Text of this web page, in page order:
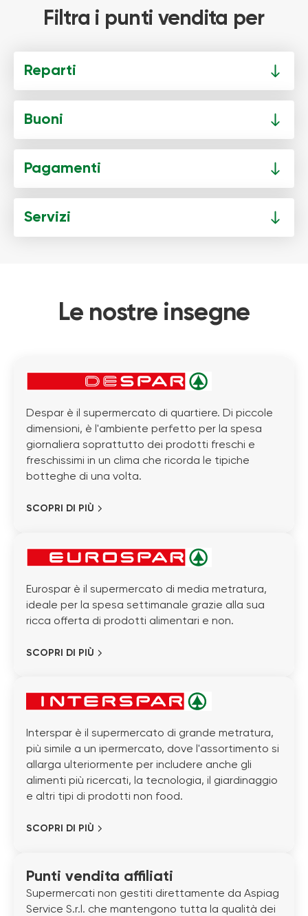
Filtra i punti vendita per
Reparti
Buoni
Pagamenti
Servizi
Le nostre insegne
Despar è il supermercato di quartiere. Di piccole
dimensioni, è l'ambiente perfetto per la spesa
giornaliera soprattutto dei prodotti freschi e
freschissimi in un clima che ricorda le tipiche
botteghe di una volta.
SCOPRI DI PIÙ
Eurospar è il supermercato di media metratura,
ideale per la spesa settimanale grazie alla sua
ricca offerta di prodotti alimentari e non.
SCOPRI DI PIÙ
Interspar è il supermercato di grande metratura,
più simile a un ipermercato, dove l'assortimento si
allarga ulteriormente per includere anche gli
alimenti più ricercati, la tecnologia, il giardinaggio
e altri tipi di prodotti non food.
SCOPRI DI PIÙ
Punti vendita affiliati
Supermercati non gestiti direttamente da Aspiag
Service S.r.l. che mantengono tutta la qualità dei